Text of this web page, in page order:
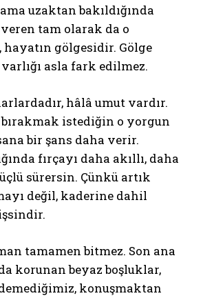
uzaktan bakıldığında
tam olarak da o
hayatın gölgesidir. Gölge
varlığı asla fark edilmez.
hâlâ umut vardır.
bırakmak istediğin o yorgun
bir şans daha verir.
fırçayı daha akıllı, daha
sürersin. Çünkü artık
değil, kaderine dahil
tamamen bitmez. Son ana
korunan beyaz boşluklar,
konuşmaktan